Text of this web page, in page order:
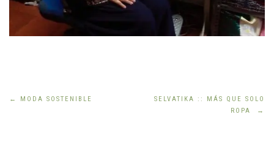
Navegación
← MODA SOSTENIBLE
SELVATIKA :: MÁS QUE SOLO
ROPA
→